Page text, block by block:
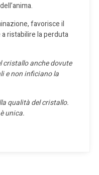
favorisce il
ristabilire la perduta
cristallo anche dovute
e non inficiano la
qualità del cristallo.
unica.